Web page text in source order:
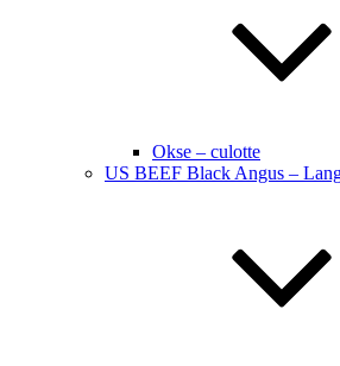
Okse – culotte
US BEEF Black Angus –